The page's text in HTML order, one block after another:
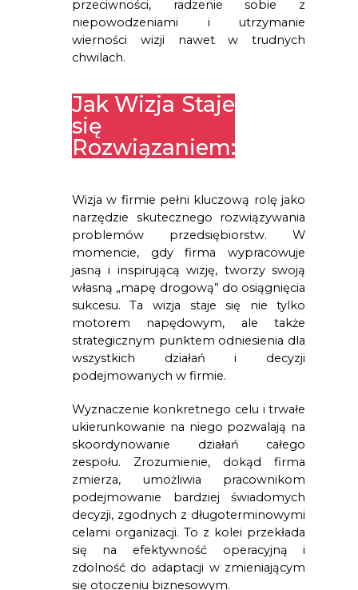
przeciwności, radzenie sobie z
niepowodzeniami i utrzymanie
wierności wizji nawet w trudnych
chwilach.
Jak Wizja Staje
się
Rozwiązaniem:
Wizja w firmie pełni kluczową rolę jako
narzędzie skutecznego rozwiązywania
problemów przedsiębiorstw. W
momencie, gdy firma wypracowuje
jasną i inspirującą wizję, tworzy swoją
własną „mapę drogową” do osiągnięcia
sukcesu. Ta wizja staje się nie tylko
motorem napędowym, ale także
strategicznym punktem odniesienia dla
wszystkich działań i decyzji
podejmowanych w firmie.
Wyznaczenie konkretnego celu i trwałe
ukierunkowanie na niego pozwalają na
skoordynowanie działań całego
zespołu. Zrozumienie, dokąd firma
zmierza, umożliwia pracownikom
podejmowanie bardziej świadomych
decyzji, zgodnych z długoterminowymi
celami organizacji. To z kolei przekłada
się na efektywność operacyjną i
zdolność do adaptacji w zmieniającym
się otoczeniu biznesowym.